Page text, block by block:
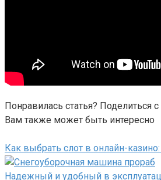
Понравилась статья? Поделиться
Вам также может быть интересно
Как выбрать слот в онлайн-
Надежный и удобный в